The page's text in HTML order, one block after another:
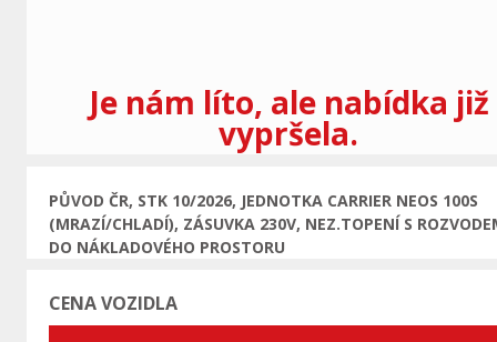
Je nám líto, ale nabídka již
vypršela.
PŮVOD ČR, STK 10/2026, JEDNOTKA CARRIER NEOS 100S
(MRAZÍ/CHLADÍ), ZÁSUVKA 230V, NEZ.TOPENÍ S
DO NÁKLADOVÉHO PROSTORU
CENA VOZIDLA